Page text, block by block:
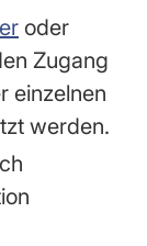
oder
Zugang
einzelnen
werden.